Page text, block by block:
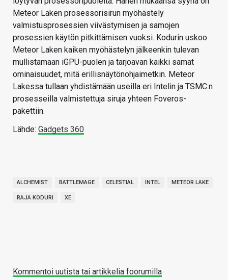
Meteor Laken prosessorisirun myöhästely
valmistusprosessien viivästymisen ja samojen
prosessien käytön pitkittämisen vuoksi. Kodurin uskoo
Meteor Laken kaiken myöhästelyn jälkeenkin tulevan
mullistamaan iGPU-puolen ja tarjoavan kaikki samat
ominaisuudet, mitä erillisnäytönohjaimetkin. Meteor
Lakessa tullaan yhdistämään useilla eri Intelin ja TSMC:n
prosesseilla valmistettuja siruja yhteen Foveros-
pakettiin.
Lähde: Gadgets 360
ALCHEMIST BATTLEMAGE CELESTIAL INTEL METEOR LAKE
RAJA KODURI XE
Kommentoi uutista tai artikkelia foorumilla